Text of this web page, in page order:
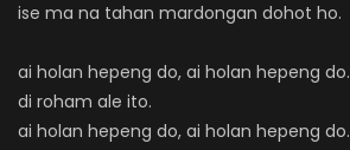
ise ma na tahan mardongan dohot ho.
ai holan hepeng do, ai holan hepeng do.
di roham ale ito.
ai holan hepeng do, ai holan hepeng do.